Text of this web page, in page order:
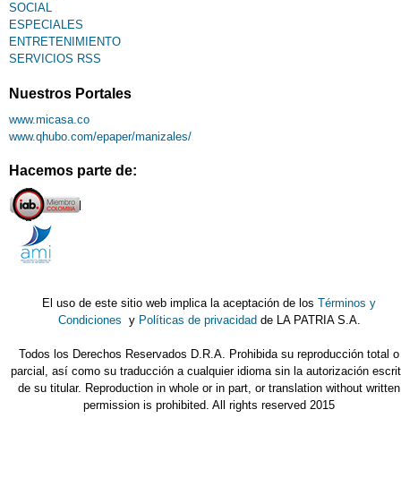
SOCIAL
ESPECIALES
ENTRETENIMIENTO
SERVICIOS RSS
Nuestros Portales
www.micasa.co
www.qhubo.com/epaper/manizales/
Hacemos parte de:
El uso de este sitio web implica la aceptación de losTérminos y
Condiciones y Políticas de privacidad de LA PATRIA S.A.
Todos los Derechos Reservados D.R.A. Prohibida su reproducción total o
parcial, así como su traducción a cualquier idioma sin la autorización
de su titular. Reproduction in whole or in part, or translation without written
permission is prohibited. All rights reserved 2015